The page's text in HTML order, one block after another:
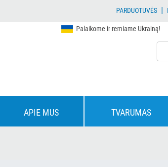
PARDUOTUVĖS|
Palaikome ir remiame Ukrainą!
APIE MUS TVARUMAS